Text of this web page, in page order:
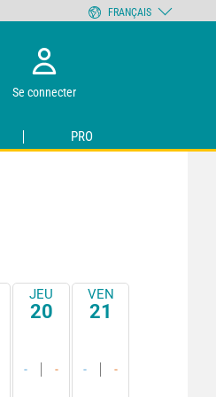
Se connecter
PRO
JEU
20
- -
VEN
21
- -
FRANÇAIS